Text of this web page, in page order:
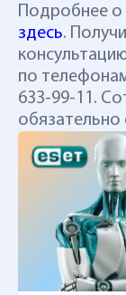
Подробнее о
здесь.
по
633-99-11.
обязательно